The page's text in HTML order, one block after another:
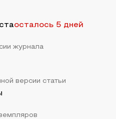
осталось 5 дней
журнала
версии статьи